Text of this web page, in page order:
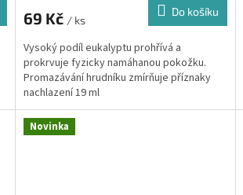
69 Kč / ks
Do košíku
Vysoký podíl eukalyptu prohřívá a
prokrvuje fyzicky namáhanou pokožku.
Promazávání hrudníku zmírňuje příznaky
nachlazení 19 ml
Novinka